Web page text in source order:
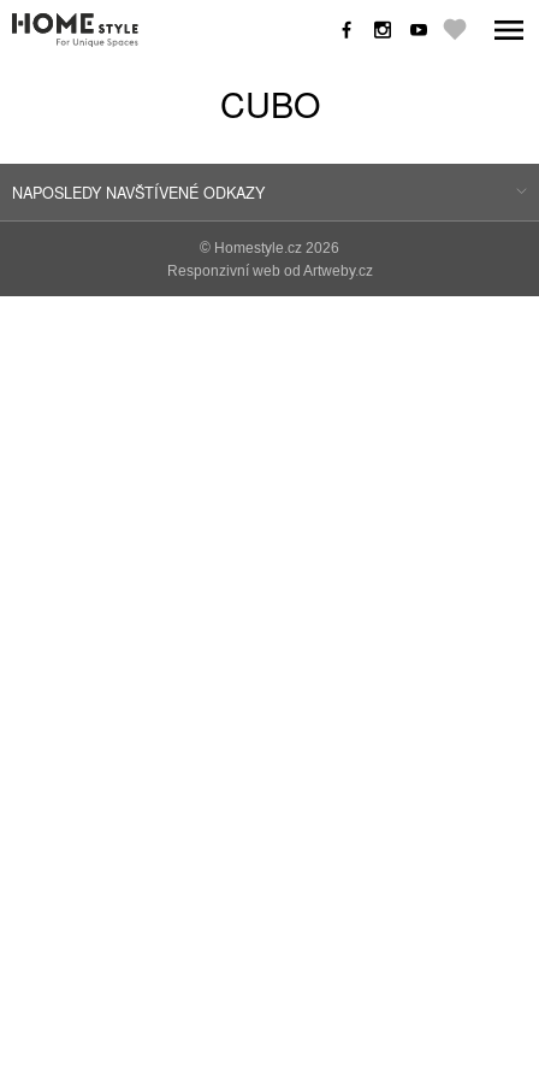
CUBO
NAPOSLEDY NAVŠTÍVENÉ ODKAZY
© Homestyle.cz 2026
Responzivní web od Artweby.cz